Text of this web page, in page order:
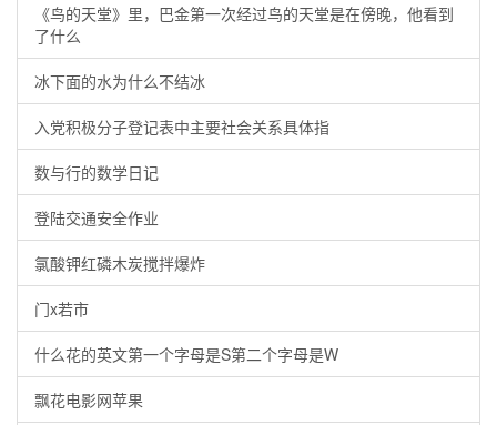
《鸟的天堂》里，巴金第一次经过鸟的天堂是在傍晚，他看到
了什么
冰下面的水为什么不结冰
入党积极分子登记表中主要社会关系具体指
数与行的数学日记
登陆交通安全作业
氯酸钾红磷木炭搅拌爆炸
门x若市
什么花的英文第一个字母是S第二个字母是W
飘花电影网苹果